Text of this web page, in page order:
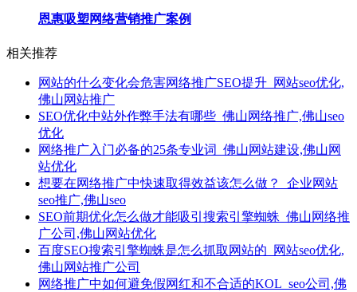
恩惠吸塑网络营销推广案例
相关推荐
网站的什么变化会危害网络推广SEO提升_网站seo优化,
佛山网站推广
SEO优化中站外作弊手法有哪些_佛山网络推广,佛山seo
优化
网络推广入门必备的25条专业词_佛山网站建设,佛山网
站优化
想要在网络推广中快速取得效益该怎么做？_企业网站
seo推广,佛山seo
SEO前期优化怎么做才能吸引搜索引擎蜘蛛_佛山网络推
广公司,佛山网站优化
百度SEO搜索引擎蜘蛛是怎么抓取网站的_网站seo优化,
佛山网站推广公司
网络推广​中如何避免假网红和不合适的KOL_seo公司,佛